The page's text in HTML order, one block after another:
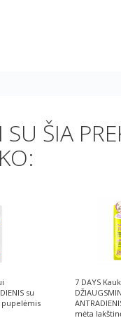
SU ŠIA
su
pupelėmis
7 DAYS
mėta